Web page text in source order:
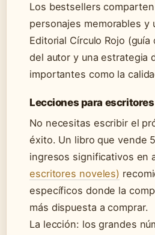
Los bestsellers
personajes memorables y
Editorial Círculo Rojo
del autor y una estrategia
importantes como la
Lecciones para
No necesitas escribir el
éxito. Un libro que vende
ingresos significativos en
escritores noveles)
específicos donde la
más dispuesta a comprar.
La lección: los grandes